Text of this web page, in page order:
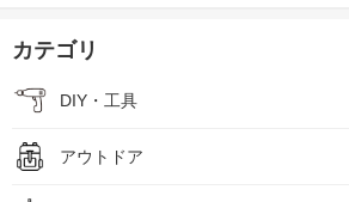
カテゴリ
DIY・工具
アウトドア